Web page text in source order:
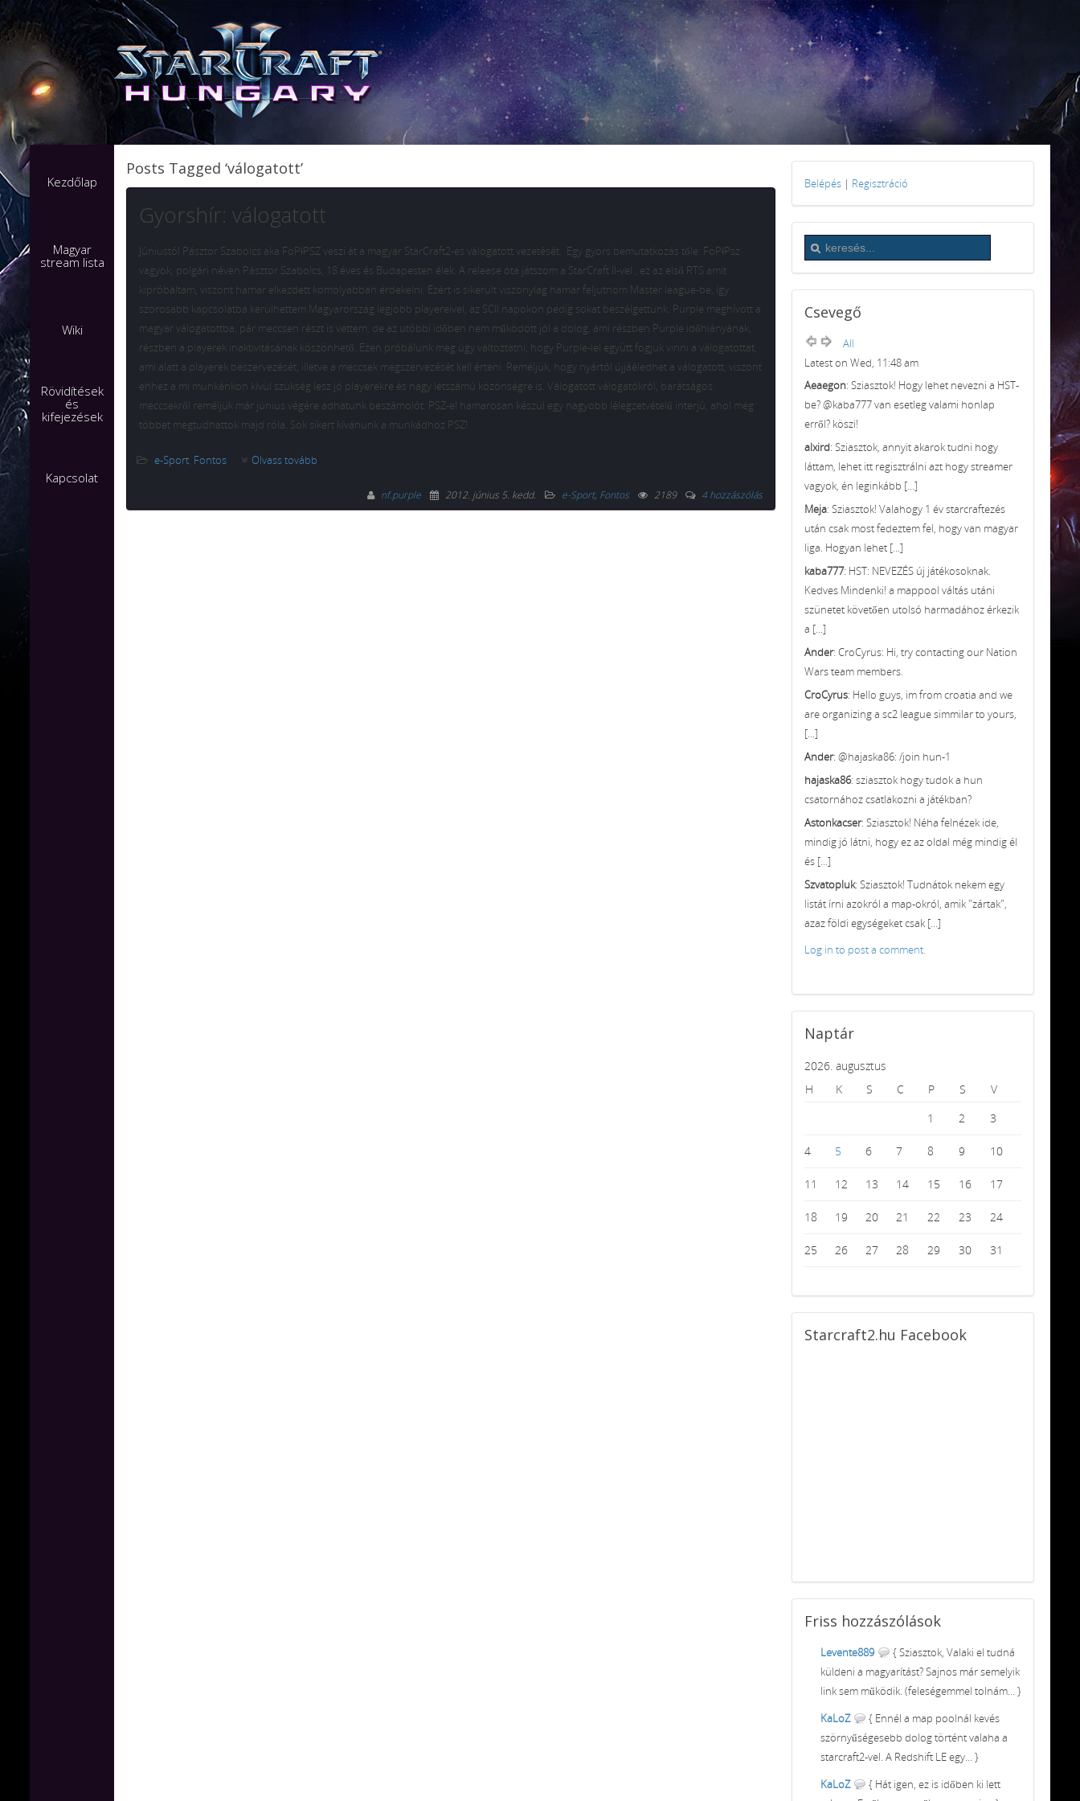
Kezdőlap
Magyar
stream lista
Wiki
Rövidítések
és
kifejezések
Kapcsolat
Posts Tagged ‘válogatott’
Gyorshír: válogatott
Júniustól Pásztor Szabolcs aka FoPǂPSZ veszi át a magyar StarCraft2-es válogatott vezetését. Egy gyors bemutatkozás tőle: FoPǂPsz
vagyok, polgári néven Pásztor Szabolcs, 18 éves és Budapesten élek. A release óta játszom a StarCraft II-vel , ez az első RTS amit
kipróbáltam, viszont hamar elkezdett komolyabban érdekelni. Ezért is sikerült viszonylag hamar feljutnom Master league-be, így
szorosabb kapcsolatba kerülhettem Magyarország legjobb playereivel, az SCII napokon pedig sokat beszélgettünk. Purple meghívott a
magyar válogatottba, pár meccsen részt is vettem, de az utóbbi időben nem működött jól a dolog, ami részben Purple időhiányának,
részben a playerek inaktivitásának köszönhető. Ezen próbálunk meg úgy változtatni, hogy Purple-lel együtt fogjuk vinni a válogatottat,
ami alatt a playerek beszervezését, illetve a meccsek megszervezését kell érteni. Reméljük, hogy nyártól újjáéledhet a válogatott, viszont
ehhez a mi munkánkon kívül szükség lesz jó playerekre és nagy létszámú közönségre is. Válogatott válogatókról, barátságos
meccsekről reméljük már június végére adhatunk beszámolót. PSZ-el hamarosan készül egy nagyobb lélegzetvételű interjú, ahol még
többet megtudhattok majd róla. Sok sikert kívánunk a munkádhoz PSZ!
e-Sport, Fontos Olvass tovább
nf.purple 2012. június 5. kedd. e-Sport, Fontos 2189 4 hozzászólás
Belépés | Regisztráció
Csevegő
All
Latest on Wed, 11:48 am
Aeaegon: Sziasztok! Hogy lehet nevezni a HST-
be? @kaba777 van esetleg valami honlap
erről? köszi!
alxird: Sziasztok, annyit akarok tudni hogy
láttam, lehet itt regisztrálni azt hogy streamer
vagyok, én leginkább [...]
Meja: Sziasztok! Valahogy 1 év starcraftezés
után csak most fedeztem fel, hogy van magyar
liga. Hogyan lehet [...]
kaba777: HST: NEVEZÉS új játékosoknak.
Kedves Mindenki! a mappool váltás utáni
szünetet követően utolsó harmadához érkezik
a [...]
Ander: CroCyrus: Hi, try contacting our Nation
Wars team members.
CroCyrus: Hello guys, im from croatia and we
are organizing a sc2 league simmilar to yours,
[...]
Ander: @hajaska86: /join hun-1
hajaska86: sziasztok hogy tudok a hun
csatornához csatlakozni a játékban?
Astonkacser: Sziasztok! Néha felnézek ide,
mindig jó látni, hogy ez az oldal még mindig él
és [...]
Szvatopluk: Sziasztok! Tudnátok nekem egy
listát írni azokról a map-okról, amik "zártak",
azaz földi egységeket csak [...]
Log in to post a comment.
Naptár
2026. augusztus
H
K S C P S
V
1
2 3
4 5 6 7 8 9 10
11 12 13 14 15 16 17
18 19 20 21 22 23 24
25 26 27 28 29 30 31
Starcraft2.hu Facebook
Friss hozzászólások
Levente889
{ Sziasztok, Valaki el tudná
küldeni a magyarítást? Sajnos már semelyik
link sem működik. (feleségemmel tolnám... }
KaLoZ
{ Ennél a map poolnál kevés
szörnyűségesebb dolog történt valaha a
starcraft2-vel. A Redshift LE egy... }
KaLoZ
{ Hát igen, ez is időben ki lett